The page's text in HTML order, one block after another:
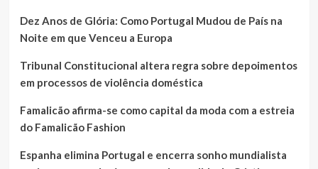
Dez Anos de Glória: Como Portugal Mudou de País na
Noite em que Venceu a Europa
Tribunal Constitucional altera regra sobre depoimentos
em processos de violência doméstica
Famalicão afirma-se como capital da moda com a estreia
do Famalicão Fashion
Espanha elimina Portugal e encerra sonho mundialista